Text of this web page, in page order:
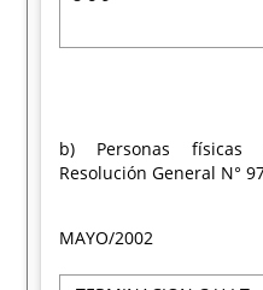
b) Personas físicas
Resolución General N°
MAYO/2002